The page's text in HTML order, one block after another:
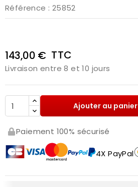
Référence : 25852
143,00 € TTC
Livraison entre 8 et 10 jours
Ajouter au panier
Paiement 100% sécurisé
4X PayPal